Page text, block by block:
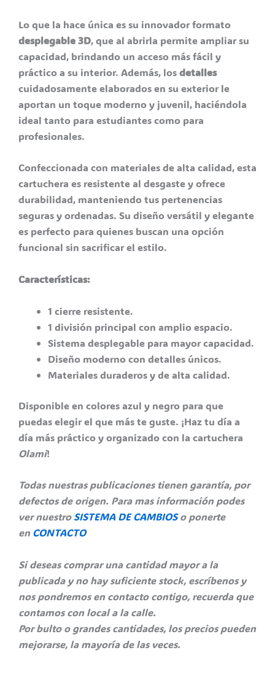
Lo que la hace única es su innovador formato
desplegable 3D, que al abrirla permite ampliar su
capacidad, brindando un acceso más fácil y
práctico a su interior. Además, losdetalles
cuidadosamente elaborados en su exterior le
aportan un toque moderno y juvenil, haciéndola
ideal tanto para estudiantes como para
profesionales.
Confeccionada con materiales de alta calidad, esta
cartuchera es resistente al desgaste y ofrece
durabilidad, manteniendo tus pertenencias
seguras y ordenadas. Su diseño versátil y elegante
es perfecto para quienes buscan una opción
funcional sin sacrificar el estilo.
Características:
1 cierre resistente.
1 división principal con amplio espacio.
Sistema desplegable para mayor capacidad.
Diseño moderno con detalles únicos.
Materiales duraderos y de alta calidad.
Disponible en colores azul y negro para que
puedas elegir el que más te guste. ¡Haz tu día a
día más práctico y organizado con la cartuchera
Olami!
Todas nuestras publicaciones tienen garantía, por
defectos de origen. Para mas información podes
ver nuestroSISTEMA DE CAMBIOS o ponerte
en CONTACTO
Si deseas comprar una cantidad mayor a la
publicada y no hay suficiente stock, escríbenos y
nos pondremos en contacto contigo, recuerda que
contamos con local a la calle.
Por bulto o grandes cantidades, los precios pueden
mejorarse, la mayoría de las veces.